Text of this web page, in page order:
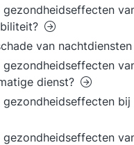
gezondheidseffecten
van
gezondheidseffecten
dienst?
gezondheidseffecten
gezondheidseffecten